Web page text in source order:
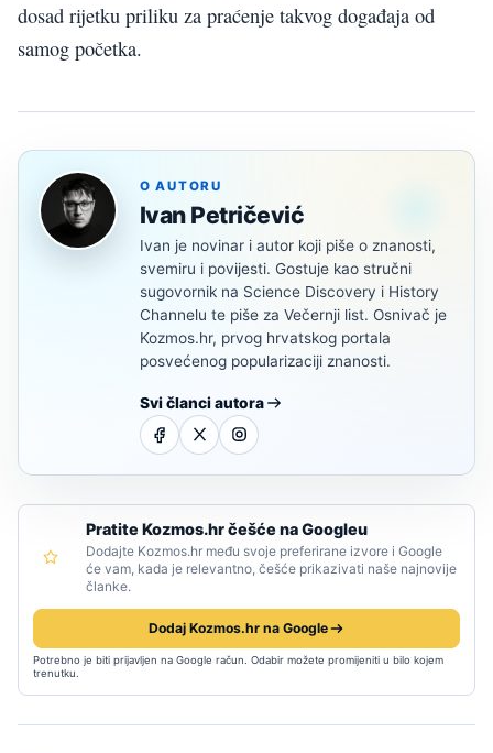
dosad rijetku priliku za praćenje takvog događaja od
samog početka.
O AUTORU
Ivan Petričević
Ivan je novinar i autor koji piše o znanosti,
svemiru i povijesti. Gostuje kao stručni
sugovornik na Science Discovery i History
Channelu te piše za Večernji list. Osnivač je
Kozmos.hr, prvog hrvatskog portala
posvećenog popularizaciji znanosti.
Svi članci autora
Pratite Kozmos.hr češće na Googleu
Dodajte Kozmos.hr među svoje preferirane izvore i Google
će vam, kada je relevantno, češće prikazivati naše najnovije
članke.
Dodaj Kozmos.hr na Google
Potrebno je biti prijavljen na Google račun. Odabir možete promijeniti u bilo kojem
trenutku.